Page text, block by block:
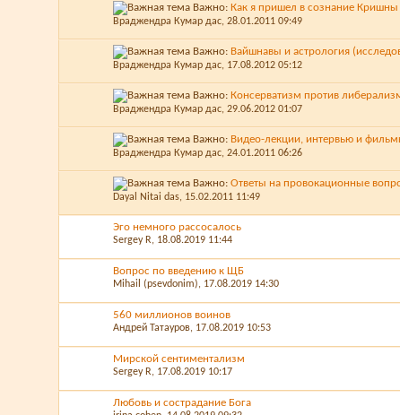
Важно: Как я пришел в сознание Кришны
Враджендра Кумар дас, 28.01.2011 09:49
Важно: Вайшнавы и астрология
Враджендра Кумар дас, 17.08.2012 05:12
Важно: Консерватизм против
Враджендра Кумар дас, 29.06.2012 01:07
Важно: Видео-лекции, интервью и
Враджендра Кумар дас, 24.01.2011 06:26
Важно: Ответы на провокационные
Dayal Nitai das, 15.02.2011 11:49
Эго немного рассосалось
Sergey R, 18.08.2019 11:44
Вопрос по введению к ЩБ
Mihail (psevdonim), 17.08.2019 14:30
560 миллионов воинов
Андрей Татауров, 17.08.2019 10:53
Мирской сентиментализм
Sergey R, 17.08.2019 10:17
Любовь и сострадание Бога